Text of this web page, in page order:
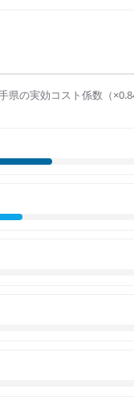
県の実効コスト係数（×